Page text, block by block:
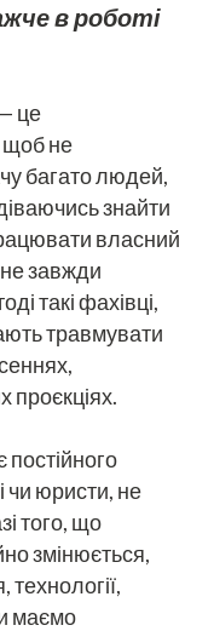
в роботі
це
щоб не
багато людей,
знайти
власний
завжди
такі фахівці,
травмувати
проєкціях.
постійного
чи юристи, не
того, що
змінюється,
маємо